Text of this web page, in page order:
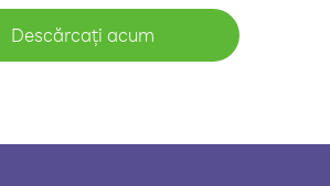
Descărcați acum